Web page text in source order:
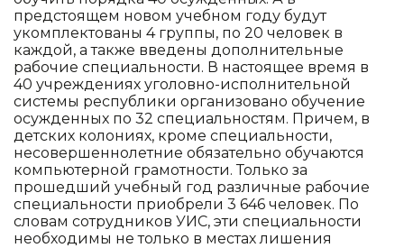
предстоящем новом учебном году будут
укомплектованы 4 группы, по 20 человек в
каждой, а также введены дополнительные
рабочие специальности. В настоящее время в
40 учреждениях уголовно-исполнительной
системы республики организовано обучение
осужденных по 32 специальностям. Причем, в
детских колониях, кроме специальности,
несовершеннолетние обязательно обучаются
компьютерной грамотности. Только за
прошедший учебный год различные рабочие
специальности приобрели 3 646 человек. По
словам сотрудников УИС, эти специальности
необходимы не только в местах лишения